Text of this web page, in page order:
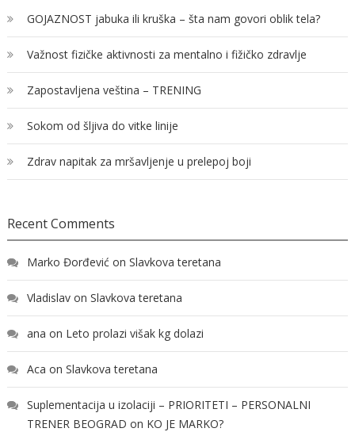
GOJAZNOST jabuka ili kruška – šta nam govori oblik tela?
Važnost fizičke aktivnosti za mentalno i fižičko zdravlje
Zapostavljena veština – TRENING
Sokom od šljiva do vitke linije
Zdrav napitak za mršavljenje u prelepoj boji
Recent Comments
Marko Đorđević on Slavkova teretana
Vladislavon Slavkova teretana
ana on Leto prolazi višak kg dolazi
Aca on Slavkova teretana
Suplementacija u izolaciji – PRIORITETI – PERSONALNI
TRENER BEOGRAD on KO JE MARKO?